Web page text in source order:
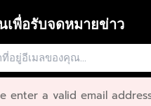
เพื่อรับจดหมายข่าว
enter a valid email